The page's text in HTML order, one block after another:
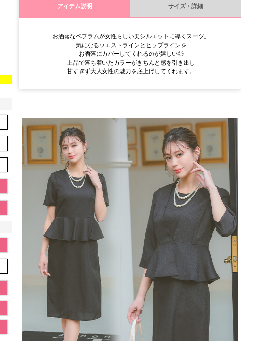
アイテム説明 サイズ・詳細
お洒落なペプラムが女性らしい美シルエットに導くスーツ。
気になるウエストラインとヒップラインを
お洒落にカバーしてくれるのが嬉しい◎
上品で落ち着いたカラーがきちんと感を引き出し
甘すぎず大人女性の魅力を底上げしてくれます。